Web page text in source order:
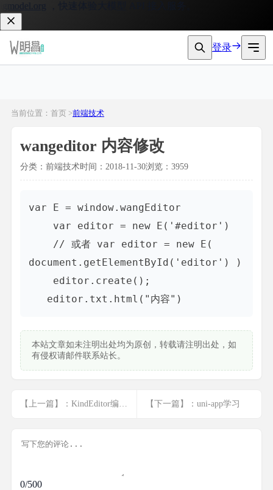
，快速体验大模型 API 接入服务。
登录
当前位置：首页 >前端技术
wangeditor 内容修改
分类：前端技术时间：2018-11-30浏览：3959
var E = window.wangEditor
document.getElementById('editor') )
   editor.txt.html("内容")
本站文章如未注明出处均为原创，转载请注明出处，如
有侵权请邮件联系站长。
【上一篇】：KindEditor编辑器第一次获取的到值得解决方案 【下一篇】：uni-app学习
0/500